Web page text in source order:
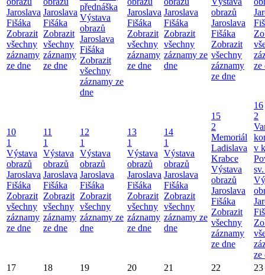
Jaroslava
Fišáka
Zobrazit
všechny
záznamy
ze dne
Jaroslava
Fišáka
Zobrazit
všechny
záznamy
ze dne
přednáška
Výstava
obrazů
Jaroslava
Fišáka
Zobrazit
všechny
záznamy ze
dne
Jaroslava
Fišáka
Zobrazit
všechny
záznamy
ze dne
Jaroslava
Fišáka
Zobrazit
všechny
záznamy ze
dne
obrazů
Jaroslava
Fišáka
Zobrazit
všechny
záznamy
ze dne
ze
10
1
Výstava
obrazů
Jaroslava
Fišáka
Zobrazit
všechny
záznamy
ze dne
11
1
Výstava
obrazů
Jaroslava
Fišáka
Zobrazit
všechny
záznamy
ze dne
12
1
Výstava
obrazů
Jaroslava
Fišáka
Zobrazit
všechny
záznamy ze
dne
13
1
Výstava
obrazů
Jaroslava
Fišáka
Zobrazit
všechny
záznamy
ze dne
14
1
Výstava
obrazů
Jaroslava
Fišáka
Zobrazit
všechny
záznamy ze
dne
15
2
Memoriál
Ladislava
Krabce
Výstava
obrazů
Jaroslava
Fišáka
Zobrazit
všechny
záznamy
ze dne
16
2
v
ze
17
18 19 20 21 22 23